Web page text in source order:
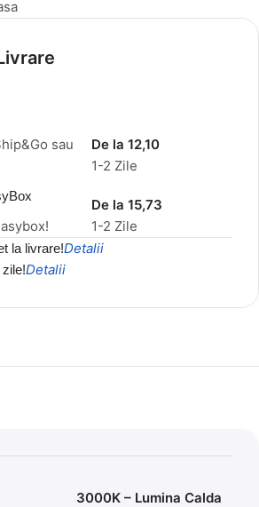
sau
1-2 Zile
De la 12,10
1-2 Zile
De la 15,73
la livrare!Detalii
Detalii
3000K – Lumina Calda